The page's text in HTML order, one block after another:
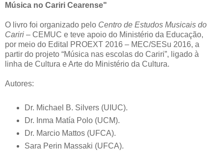
Música no Cariri Cearense"
O livro foi organizado pelo Centro de Estudos Musicais do
Cariri – CEMUC e teve apoio do Ministério da Educação,
por meio do Edital PROEXT 2016 – MEC/SESu 2016, a
partir do projeto “Música nas escolas do Cariri”, ligado à
linha de Cultura e Arte do Ministério da Cultura.
Autores:
Dr. Michael B. Silvers (UIUC).
Dr. Inma Matía Polo (UCM).
Dr. Marcio Mattos (UFCA).
Sara Perin Massaki (UFCA).